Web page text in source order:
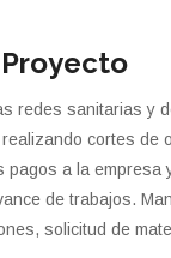
redes sanitarias y
cortes de
a la empresa
de trabajos.
solicitud de